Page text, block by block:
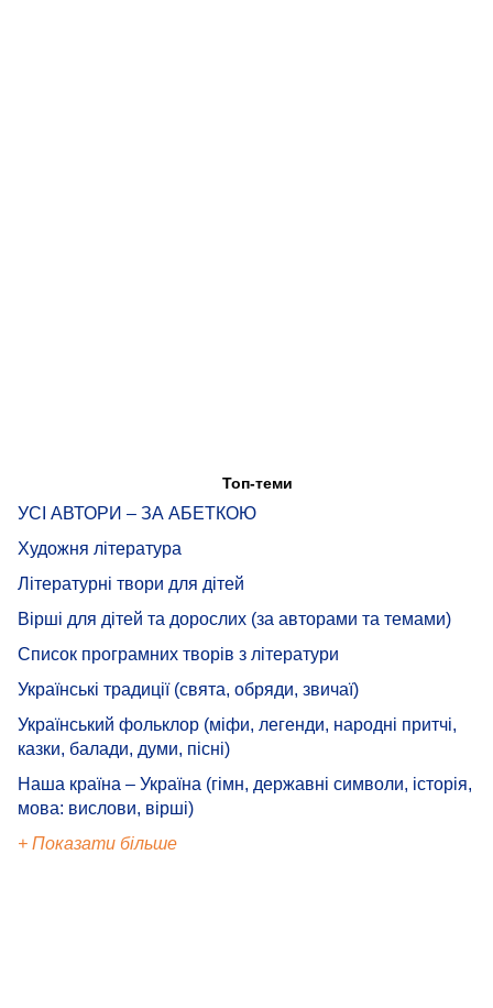
Топ-теми
УСІ АВТОРИ – ЗА АБЕТКОЮ
Художня література
Літературні твори для дітей
Вірші для дітей та дорослих (за авторами та темами)
Список програмних творів з літератури
Українські традиції (свята, обряди, звичаї)
Український фольклор (міфи, легенди, народні притчі,
казки, балади, думи, пісні)
Наша країна – Україна (гімн, державні символи, історія,
мова: вислови, вірші)
+ Показати більше